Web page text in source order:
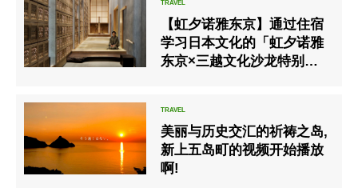
【虹夕诺雅东京】通过住宿
学习日本文化的「虹夕诺雅
东京×三越文化沙龙特别企
美丽与历史交汇的祈祷之岛,
新上五岛町的视频开始播放
啊!